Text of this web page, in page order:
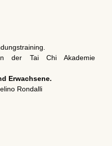
in der Tai Chi Akademie
Erwachsene.
Rondalli